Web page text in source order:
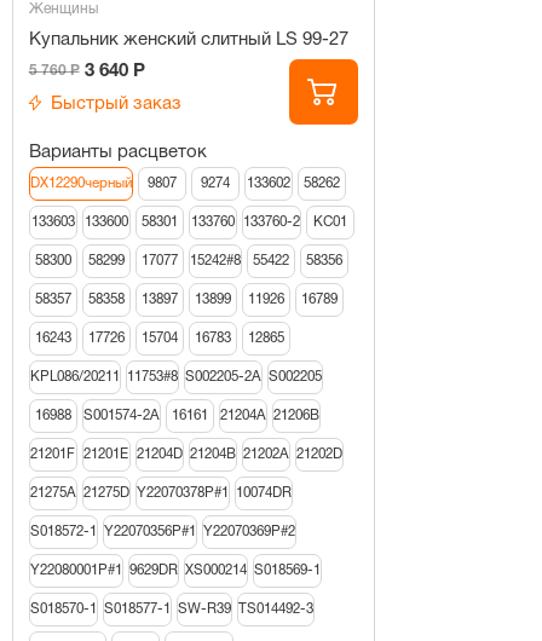
Женщины
Купальник женский слитный LS 99-27
5 760 Р 3 640 Р
Быстрый заказ
Варианты расцветок
DX12290черный 9807 9274 133602 58262
133603 133600 58301 133760 133760-2 КС01
58300 58299 17077 15242#8 55422 58356
58357 58358 13897 13899 11926 16789
16243 17726 15704 16783 12865
KPL086/20211 11753#8 S002205-2A S002205
16988 S001574-2A 16161 21204A 21206В
21201F 21201E 21204D 21204B 21202A 21202D
21275A 21275D Y22070378P#1 10074DR
S018572-1 Y22070356P#1 Y22070369P#2
Y22080001P#1 9629DR XS000214 S018569-1
S018570-1 S018577-1 SW-R39 TS014492-3